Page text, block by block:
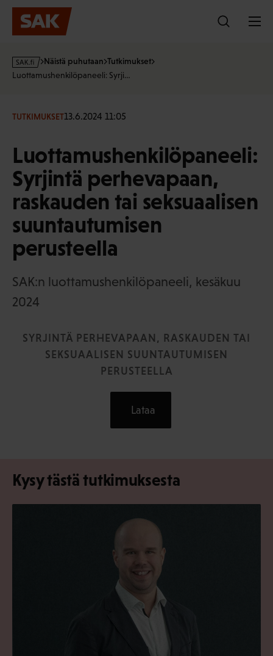
Hyppää
sisältöön
s
a
f
Näistä puhutaan Tutkimukset
Luottamushenkilöpaneeli: Syrji…
TUTKIMUKSET13.6.2024 11:05
Luottamushenkilöpaneeli:
Syrjintä perhevapaan,
raskauden tai seksuaalisen
suuntautumisen
perusteella
SAK:n luottamushenkilöpaneeli, kesäkuu
2024
SYRJINTÄ PERHEVAPAAN, RASKAUDEN TAI
SEKSUAALISEN SUUNTAUTUMISEN
PERUSTEELLA
Lataa
Kysy tästä tutkimuksesta